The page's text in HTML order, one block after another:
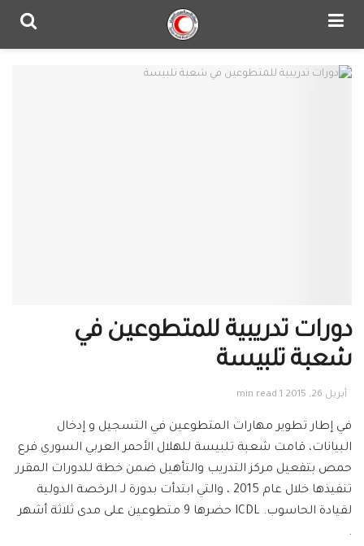
دورات تدريبية للمتطوعين في
شعبة تلبيسة
أبريل 26, 2015 1 min read
في إطار تطوير مهارات المتطوعين في التسجيل و إدخال
البيانات، قامت شعبة تلبيسة للهلال الأحمر العربي السوري فرع
حمص بتفعيل مركز التدريب والتأهيل ضمن خطة للدورات المقرر
تنفيذها خلال عام 2015 ، والتي ابتدأت بدورة لـ الرخصة الدولية
لقيادة الحاسوب. ICDL حضرها 9 متطوعين على مدى ثلاثة أشهر
.